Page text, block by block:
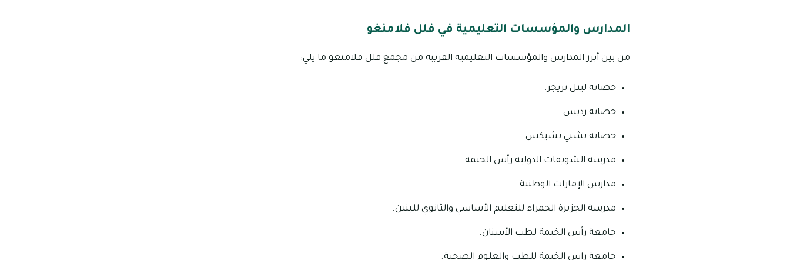
المدارس والمؤسسات التعليمية في فلل فلامنغو
من بين أبرز المدارس والمؤسسات التعليمية القريبة من مجمع فلل فلامنغو ما يلي:
حضانة ليتل تريجر.
حضانة ردبس.
حضانة تشبي تشيكس.
مدرسة الشويفات الدولية رأس الخيمة.
مدارس الإمارات الوطنية.
مدرسة الجزيرة الحمراء للتعليم الأساسي والثانوي للبنين.
جامعة رأس الخيمة لطب الأسنان.
جامعة راس الخيمة للطب والعلوم الصحية.